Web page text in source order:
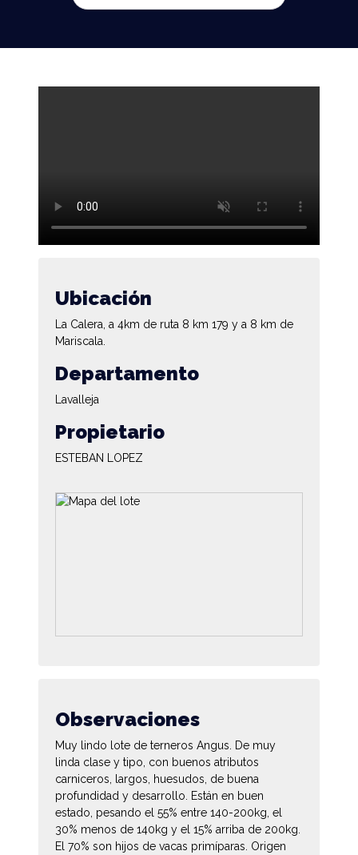
Ubicación
La Calera, a 4km de ruta 8 km 179 y a 8 km de
Mariscala.
Departamento
Lavalleja
Propietario
ESTEBAN LOPEZ
Observaciones
Muy lindo lote de terneros Angus. De muy
linda clase y tipo, con buenos atributos
carniceros, largos, huesudos, de buena
profundidad y desarrollo. Están en buen
estado, pesando el 55% entre 140-200kg, el
30% menos de 140kg y el 15% arriba de 200kg.
El 70% son hijos de vacas primíparas. Origen